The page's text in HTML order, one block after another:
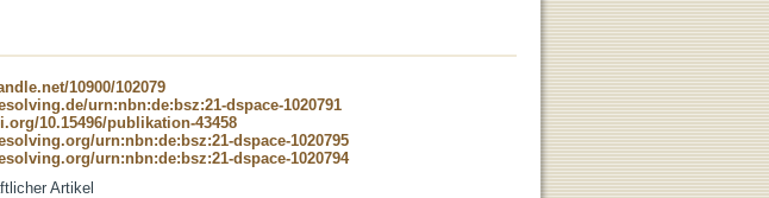
10900/102079
urn:nbn:de:bsz:21-dspace-1020791
10.15496/publikation-43458
urn:nbn:de:bsz:21-dspace-1020795
urn:nbn:de:bsz:21-dspace-1020794
Artikel